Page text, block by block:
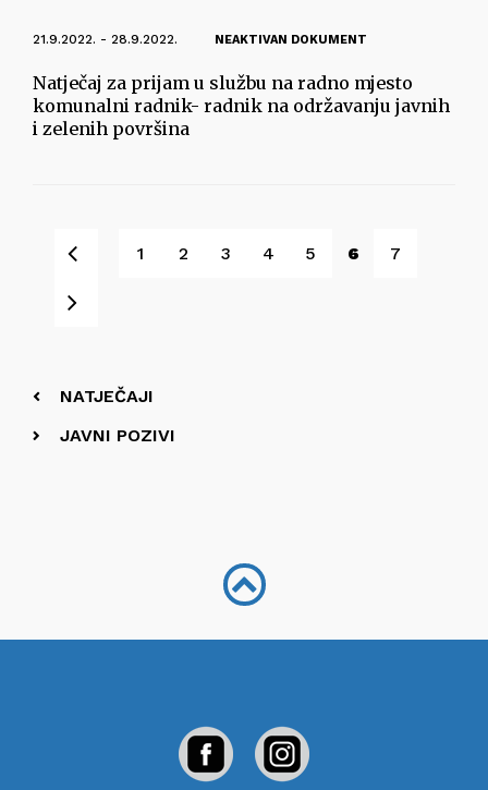
21.9.2022. - 28.9.2022. NEAKTIVAN DOKUMENT
Natječaj za prijam u službu na radno mjesto
komunalni radnik- radnik na održavanju javnih
i zelenih površina
1 2 3 4 5 6 7
NATJEČAJI
JAVNI POZIVI